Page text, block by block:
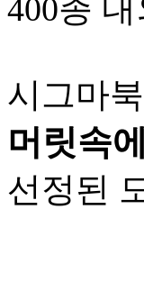
400종
시그마
머릿속
선정된